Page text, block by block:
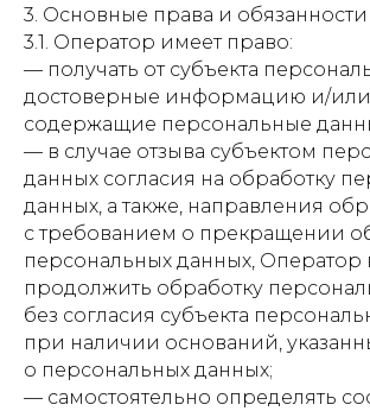
3. Основные права и
3.1. Оператор имеет право:
— получать от субъекта
достоверные информацию и/или
содержащие персональные
— в случае отзыва субъектом
данных согласия на обработку
данных, а также, направления
с требованием о прекращении
персональных данных, Оператор
продолжить обработку
без согласия субъекта
при наличии оснований,
о персональных данных;
— самостоятельно определять